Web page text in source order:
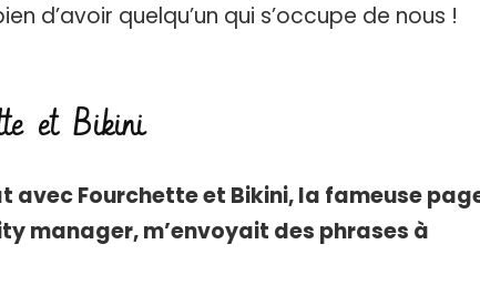
d’avoir quelqu’un qui s’occupe de nous !
et Bikini
avec Fourchette et Bikini, la fameuse
manager, m’envoyait des phrases à